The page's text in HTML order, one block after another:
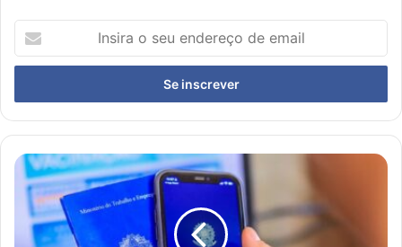
Insira
seu
de
email
Mutirão
do
Emprego
Oferece
500